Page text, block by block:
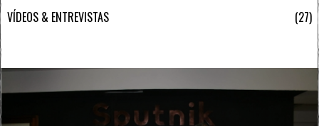
VÍDEOS & ENTREVISTAS
27